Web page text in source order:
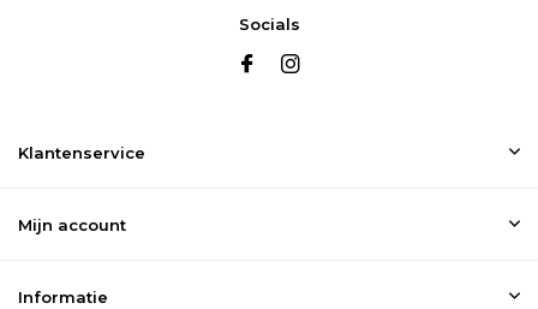
Socials
Klantenservice
Mijn account
Informatie